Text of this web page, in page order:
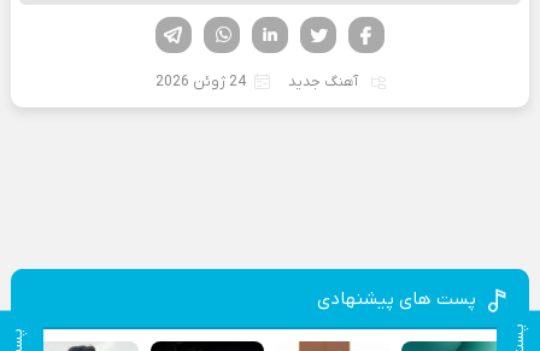
لینکدین تویتر
فیسوک
آهنگ جدید 24 ژوئن 2026
پست های پیشنهادی